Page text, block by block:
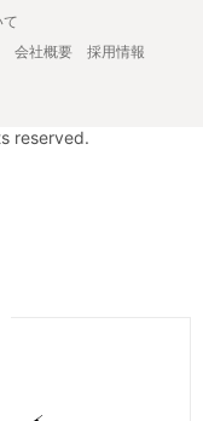
会社概要
採用情報
reserved.